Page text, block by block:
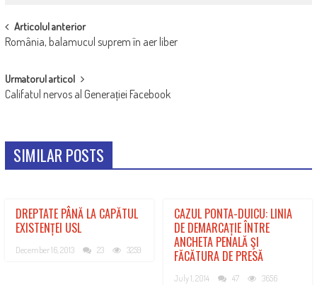
POST
NAVIGATION
Articolul anterior
România, balamucul suprem în aer liber
Urmatorul articol
Califatul nervos al Generației Facebook
SIMILAR POSTS
DREPTATE PÂNĂ LA CAPĂTUL
EXISTENȚEI USL
December 16, 2013 23 3259
CAZUL PONTA-DUICU: LINIA
DE DEMARCAȚIE ÎNTRE
ANCHETA PENALĂ ŞI
FĂCĂTURA DE PRESĂ
July 1, 2014 47 3656